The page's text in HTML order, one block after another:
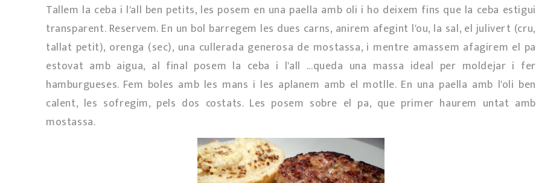
Tallem la ceba i l'all ben petits, les posem en una paella amb oli i ho deixem fins que la ceba estigui
transparent. Reservem. En un bol barregem les dues carns, anirem afegint l'ou, la sal, el julivert (cru,
tallat petit), orenga (sec), una cullerada generosa de mostassa, i mentre amassem afagirem el pa
estovat amb aigua, al final posem la ceba i l'all ...queda una massa ideal per moldejar i fer
hamburgueses. Fem boles amb les mans i les aplanem amb el motlle. En una paella amb l'oli ben
calent, les sofregim, pels dos costats. Les posem sobre el pa, que primer haurem untat amb
mostassa.